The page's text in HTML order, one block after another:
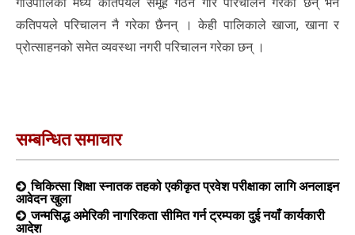
कतिपयले परिचालन नै गरेका छैनन् । केही पालिकाले खाजा, खाना र
प्रोत्साहनको समेत व्यवस्था नगरी परिचालन गरेका छन् ।
सम्बन्धित समाचार
चिकित्सा शिक्षा स्नातक तहको एकीकृत प्रवेश परीक्षाका लागि अनलाइन
आवेदन खुला
जन्मसिद्ध अमेरिकी नागरिकता सीमित गर्न ट्रम्पका दुई नयाँ कार्यकारी
आदेश